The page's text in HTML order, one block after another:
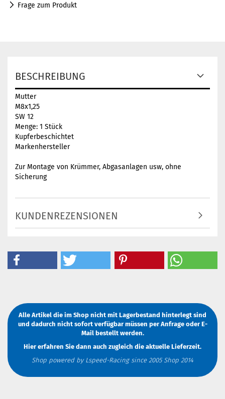
Frage zum Produkt
BESCHREIBUNG
Mutter
M8x1,25
SW 12
Menge: 1 Stück
Kupferbeschichtet
Markenhersteller
Zur Montage von Krümmer, Abgasanlagen usw, ohne
Sicherung
KUNDENREZENSIONEN
Alle Artikel die im Shop nicht mit Lagerbestand hinterlegt sind
und dadurch nicht sofort verfügbar müssen per AnfrageoderE-
Mailbestellt werden.
Hier erfahren Sie dann auch zugleich die aktuelle Lieferzeit.
Shop powered by Lspeed-Racing since 2005 Shop 2014